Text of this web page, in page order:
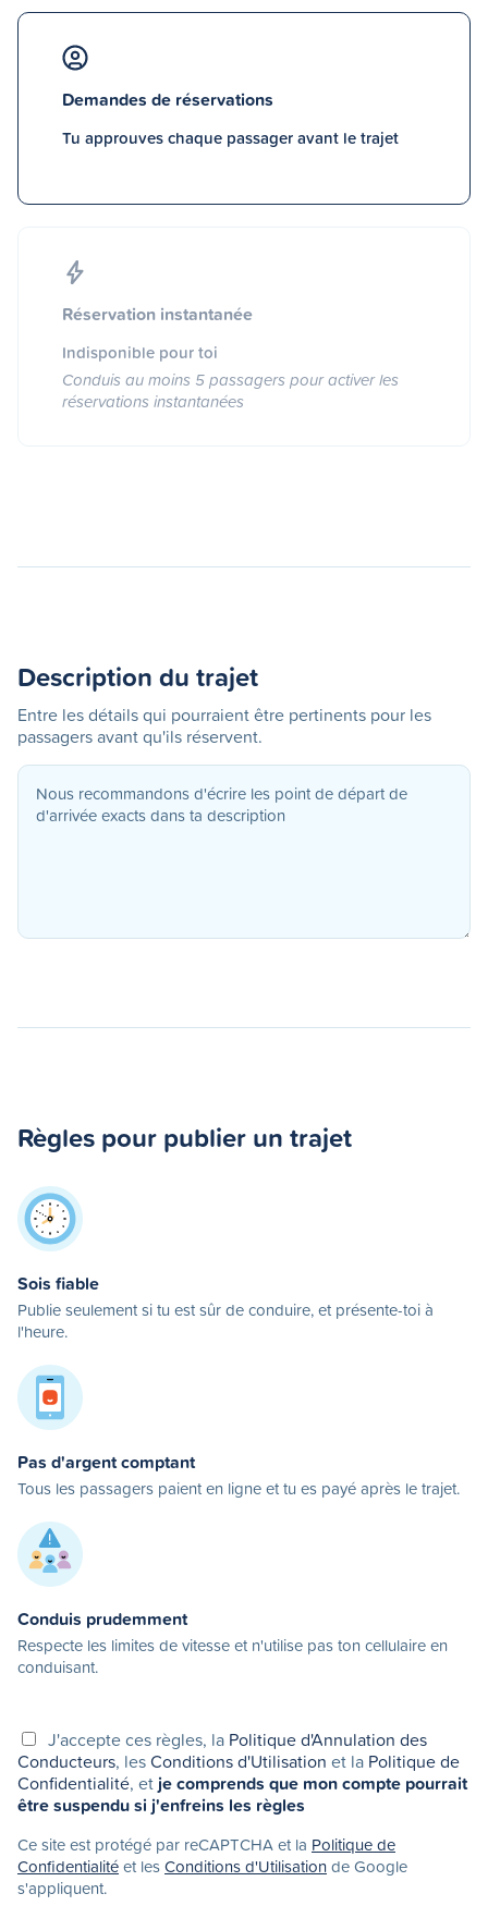
Demandes de réservations
Tu approuves chaque passager avant le trajet
Réservation instantanée
Indisponible pour toi
Conduis au moins 5 passagers pour activer les
réservations instantanées
Description du trajet
Entre les détails qui pourraient être pertinents pour les
passagers avant qu'ils réservent.
Règles pour publier un trajet
Sois fiable
Publie seulement si tu est sûr de conduire, et présente-toi à
l'heure.
Pas d'argent comptant
Tous les passagers paient en ligne et tu es payé après le trajet.
Conduis prudemment
Respecte les limites de vitesse et n'utilise pas ton cellulaire en
conduisant.
J'accepte ces règles, la Politique d'Annulation des
Conducteurs, lesConditions d'Utilisation et la Politique de
Confidentialité, etje comprends que mon compte pourrait
être suspendu si j'enfreins les règles
Ce site est protégé par reCAPTCHA et la Politique de
Confidentialitéet lesConditions d'Utilisationde Google
s'appliquent.